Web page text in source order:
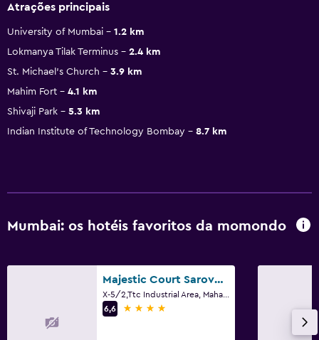
Atrações principais
University of Mumbai
1.2 km
Lokmanya Tilak Terminus
2.4 km
St. Michael's Church
3.9 km
Mahim Fort
4.1 km
Shivaji Park
5.3 km
Indian Institute of Technology Bombay
8.7 km
Mumbai: os hotéis favoritos da momondo
Majestic Court Sarovar Portico Navi Mumbai
6,6
4 estrelas